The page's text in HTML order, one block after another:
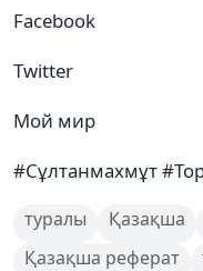
Facebook
Twitter
Мой мир
#Сұлтанмахмұт
туралы Қазақша
Қазақша реферат